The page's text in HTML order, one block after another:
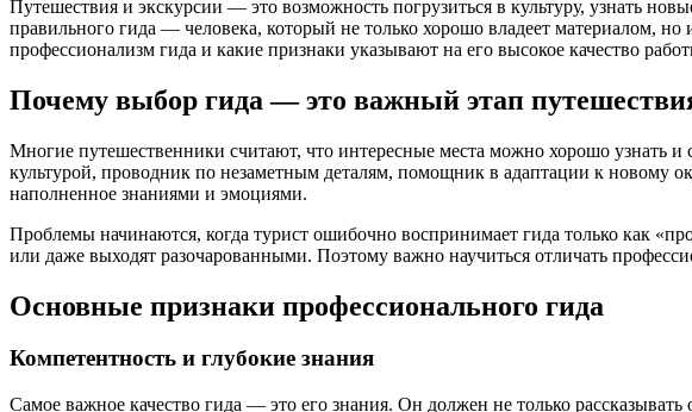
Путешествия и экскурсии — это возможность погрузиться в культуру, узнать
правильного гида — человека, который не только хорошо владеет материалом,
профессионализм гида и какие признаки указывают на его высокое качество
Почему выбор гида — это важный этап
Многие путешественники считают, что интересные места можно хорошо узнать
культурой, проводник по незаметным деталям, помощник в адаптации к новому
наполненное знаниями и эмоциями.
Проблемы начинаются, когда турист ошибочно воспринимает гида только как
или даже выходят разочарованными. Поэтому важно научиться отличать
Основные признаки профессионального гида
Компетентность и глубокие знания
Самое важное качество гида — это его знания. Он должен не только